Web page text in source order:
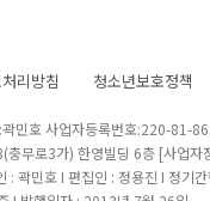
리방침 청소년보호정책
민호 사업자등록번호:220-81-
충무로3가) 한영빌딩 6층 [사업자
: 곽민호 I 편집인 : 정용진 I 정기